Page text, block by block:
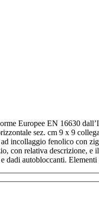
Europee EN 16630
sez. cm 9 x 9
incollaggio fenolico con
con relativa descrizione,
dadi autobloccanti.